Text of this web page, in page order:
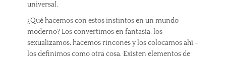
universal.
¿Qué hacemos con estos instintos en un mundo
moderno? Los convertimos en fantasía, los
sexualizamos, hacemos rincones y los colocamos ahí –
los definimos como otra cosa. Existen elementos de